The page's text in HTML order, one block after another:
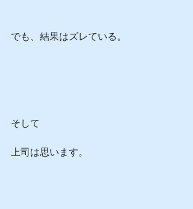
でも、結果はズレている。
そして
上司は思います。